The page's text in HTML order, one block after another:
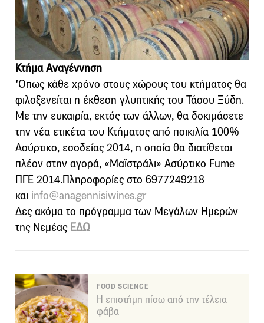
Κτήμα Αναγέννηση
‘Όπως κάθε χρόνο στους χώρους του κτήματος θα
φιλοξενείται η έκθεση γλυπτικής του Τάσου Ξύδη.
Με την ευκαιρία, εκτός των άλλων, θα δοκιμάσετε
την νέα ετικέτα του Κτήματος από ποικιλία 100%
Ασύρτικο, εσοδείας 2014, η οποία θα διατίθεται
πλέον στην αγορά, «Μαϊστράλι» Ασύρτικο Fume
ΠΓΕ 2014.Πληροφορίες στο 6977249218
και info@anagennisiwines.gr
Δες ακόμα το πρόγραμμα των Μεγάλων Ημερών
της Νεμέας ΕΔΩ
FOOD SCIENCE
Η επιστήμη πίσω από την τέλεια
φάβα